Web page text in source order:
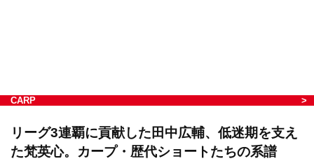
CARP
リーグ3連覇に貢献した田中広輔、低迷期を支え
た梵英心。カープ・歴代ショートたちの系譜